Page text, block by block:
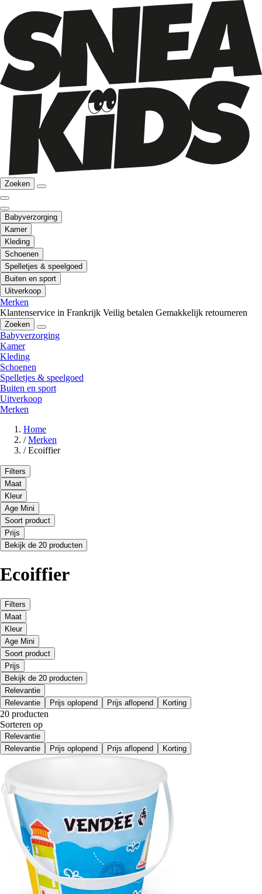
Zoeken
Babyverzorging
Kamer
Kleding
Schoenen
Spelletjes & speelgoed
Buiten en sport
Uitverkoop
Merken
Klantenservice in Frankrijk Veilig betalen Gemakkelijk retourneren
Zoeken
Babyverzorging
Kamer
Kleding
Schoenen
Spelletjes & speelgoed
Buiten en sport
Uitverkoop
Merken
Home
/ Merken
/ Ecoiffier
Filters
Maat
Kleur
Age Mini
Soort product
Prijs
Bekijk de 20 producten
Ecoiffier
Filters
Maat
Kleur
Age Mini
Soort product
Prijs
Bekijk de 20 producten
Relevantie
Relevantie
Prijs oplopend Prijs aflopend Korting
20 producten
Sorteren op
Relevantie
Relevantie
Prijs oplopend Prijs aflopend Korting